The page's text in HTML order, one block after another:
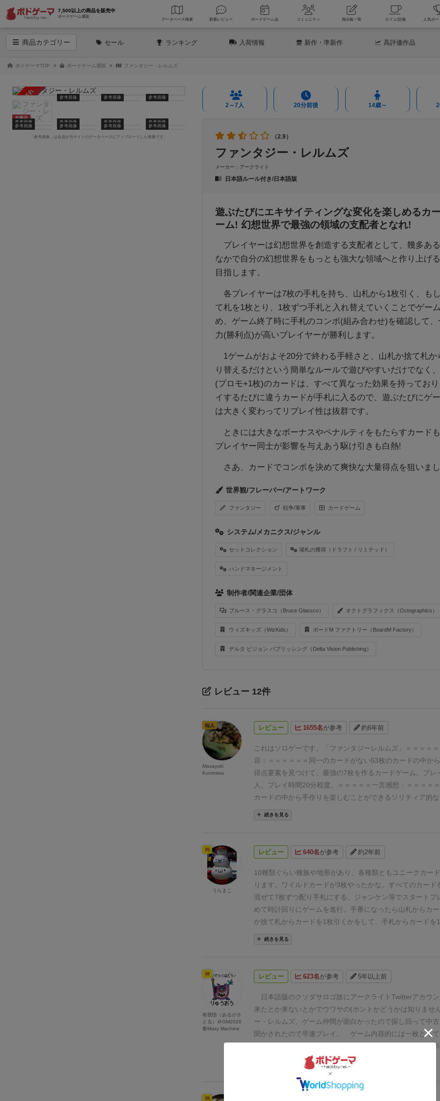
7,500以上の商品を販売中
ボードゲーム通販
データベース 検索 新着レビュー ボードゲーム会 コミュニティ 掲示板一覧 カフ
商品カテゴリー セール ランキング 入荷情報 新作 ・準新作 高評価作品
ボドゲーマTOP ボードゲーム通販 ファンタジー・レルムズ
売り切れ
当商品
参考画像 参考画像 参考画像
参考画像 参考画像 参考画像
参考画像
参考画像
参考画像 参考画像 参考画像
「参考画像」は会員が当サイトのデータベースにアップロードした画像です。
2～7人 20分前後 14歳～
（2.9）
ファンタジー・レルムズ
メーカー：アークライト
日本語ルール付き/日本語版
遊ぶたびにエキサイティングな変化を楽しめるカ
ーム! 幻想世界で最強の領域の支配者となれ!
プレイヤーは幻想世界を創造する支配者として、幾多あ
なかで自分の幻想世界をもっとも強大な領域へと作り上げ
目指します。
各プレイヤーは7枚の手札を持ち、山札から1枚引く、も
て札を1枚とり、1枚ずつ手札と入れ替えていくことでゲー
め、ゲーム終了時に手札のコンボ(組み合わせ)を確認して
力(勝利点)が高いプレイヤーが勝利します。
1ゲームがおよそ20分で終わる手軽さと、山札か捨て札か
り替えるだけという簡単なルールで遊びやすいだけでなく
(プロモ+1枚)のカードは、すべて異なった効果を持ってお
イするたびに違うカードが手札に入るので、遊ぶたびにゲ
は大きく変わってリプレイ性は抜群です。
ときには大きなボーナスやペナルティをもたらすカード
プレイヤー同士が影響を与えあう駆け引きも白熱!
さあ、カードでコンボを決めて爽快な大量得点を狙いま
世界観/フレーバー/アートワーク
ファンタジー 戦争/軍事 カードゲーム
システム/メカニクス/ジャンル
セットコレクション 場札の獲得（ドラフト / リミテッド）
ハンドマネージメント
制作者/関連企業/団体
ブルース・グラスコ（Bruce Glassco） オクトグラフィクス（Octographics）
ウィズキッズ（WizKids） ボードM ファクトリー（BoardM Factory）
デルタ ビジョン パブリッシング（Delta Vision Publishing）
レビュー 12件
レビュー 1655名が参考 約6年前
これはソロゲーです。「ファンタジーレルムズ」
＝＝＝＝
容： ＝＝＝＝＝＝ 同一のカードがない53枚のカードの中か
得点要素を見つけて、最強の7枚を作るカードゲーム。プレ
人、プレイ時間20分程度。
＝＝＝＝＝ 一言感想： ＝＝＝＝
カードの中から手作りを楽しむことができるソリティア的
ム。＝＝＝＝＝＝＝
ときは、麻雀のように高得点の役を求めて手作りをするゲ
基本的にはカードの左上にある数字が基本点となり、それ
カードが組み合わさることによってボーナス点がもらえる
手順ですることは山札または各プレイヤー共通の捨て札置
いて、手札から1枚捨てる。これだけ。常に自分の手札は7
るので、その7枚の組み合わせで高得点を目指す。このコン
とこのコンボは諦めるしかない・・・どっちが高得点にな
びる要素はあるのか？この作業がパズルのようで楽しい。
枚の組み合わせであれば、基本点が９点＋40点+27点(カー
字の合計）、それに加えて山岳にボーナス50点が付きます
共通の捨て札が10枚になった時点で終了なので、例えば4人
ば2-3手順でゲームが終わってしまうし、最大人数の7人ゲ
下手すれば1回の手番で終わる可能性がある事。捨て札から
ことがあるとはいえ、捨て札のカードは基本点が低いから
で、基本的には山札から引くことが多い印象。なので、他
勝利するためには最初に配られた7枚が重要・・・で運ゲー
あれ？手作りは？(^^;なお、バリアントルールでBGGで公
ロゲームのルールが公開されていて、The Game Galleryの
日本語化しています。これはあり！このルールであれば7手
すので、手作りの楽しさを堪能できます。
(The Game Gallery）
というわけで、このゲームは実はソ
続きを見る
仙人
Masayuki
Kunimitsu
レビュー 640名が参考 約2年前
10種類ぐらい種族や地形があり、各種類ともユニークカー
ります。
ワイルドカードが3枚やったかな。すべてのカード
混ぜて7枚ずつ配り手札にする。
ジャンケン等でスタートプ
めて時計回りにゲームを進行。手番になったら山札からカ
か捨て札からカードを1枚引くかをして、手札からカードを
す。これを場にある捨て札が10枚になるまで、順番に手番
ます。ゲームの目的としては、ゲーム終了時までに手札に
り大量得点になりますが、逆に大量失点になる組み合わせ
札入れ換えをしていくってルールで、はじめの手札で多少
ますが分かりすいのとうまく組み合わせられたら嬉しいで
女王に軍隊にとがハマりましま。プレイヤー人数関係なく
になった時点でゲーム終了だから、3人ぐらいがよいバラン
続きを見る
神
うらまこ
レビュー 623名が参考 5年以上前
日本語版のクソダサロゴ故にアークライトTwitterアカウ
来たとか来ないとかでウワサの(ホントかどうかは知りませ
ー・レルムズ。ゲーム仲間が面白かったので探し回って中
聞かされたので早速プレイ。
ゲーム内容的には一枚とっ
る、ゆるめのドラフト＆セットコレクションというかコン
ラクションは場に捨てたカードを取るの取らないのくらい
ーです。カードは結構な枚数あり、オールユニークだった
(※カードの中身は確認していません)この手のオールユニー
神
有我悟（あるがさ
とる）＠GM2026
春Mazy Machine
神